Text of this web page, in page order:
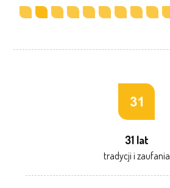
31 lat
tradycji i zaufania